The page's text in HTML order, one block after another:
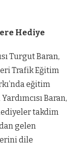
Hediye
Turgut Baran,
Trafik Eğitim
eğitim
Baran,
takdim
gelen
dile